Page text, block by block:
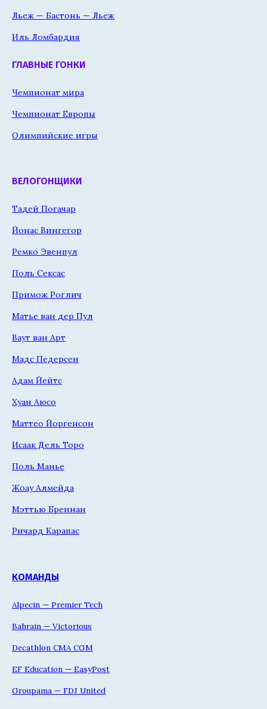
Льеж — Бастонь — Льеж
Иль Ломбардия
ГЛАВНЫЕ ГОНКИ
Чемпионат мира
Чемпионат Европы
Олимпийские игры
ВЕЛОГОНЩИКИ
Тадей Погачар
Йонас Вингегор
Ремко Эвенпул
Поль Сексас
Примож Роглич
Матье ван дер Пул
Ваут ван Арт
Мадс Педерсен
Адам Йейтс
Хуан Аюсо
Маттео Йоргенсон
Исаак Дель Торо
Поль Манье
Жоау Алмейда
Мэттью Бреннан
Ричард Карапас
КОМАНДЫ
Alpecin — Premier Tech
Bahrain — Victorious
Decathlon CMA CGM
EF Education — EasyPost
Groupama — FDJ United